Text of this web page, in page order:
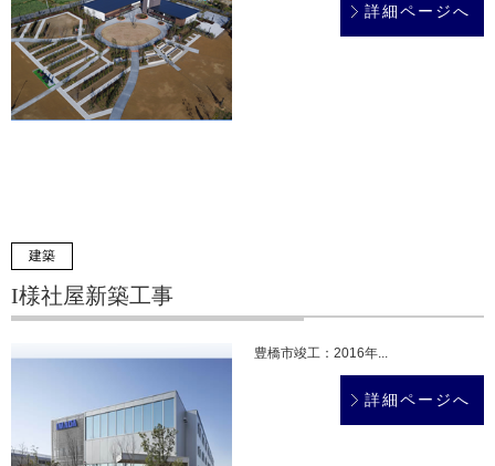
詳細ページへ
建築
I様社屋新築工事
豊橋市竣工：2016年...
詳細ページへ